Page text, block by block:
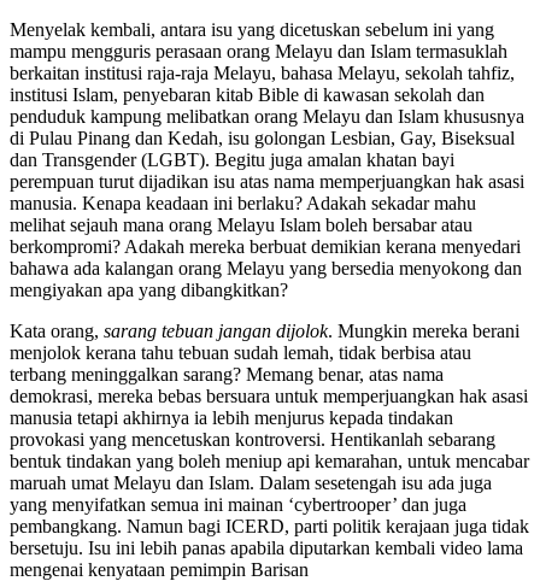
Menyelak kembali, antara isu yang dicetuskan sebelum ini yang
mampu mengguris perasaan orang Melayu dan Islam termasuklah
berkaitan institusi raja-raja Melayu, bahasa Melayu, sekolah tahfiz,
institusi Islam, penyebaran kitab Bible di kawasan sekolah dan
penduduk kampung melibatkan orang Melayu dan Islam khususnya
di Pulau Pinang dan Kedah, isu golongan Lesbian, Gay, Biseksual
dan Transgender (LGBT). Begitu juga amalan khatan bayi
perempuan turut dijadikan isu atas nama memperjuangkan hak asasi
manusia. Kenapa keadaan ini berlaku? Adakah sekadar mahu
melihat sejauh mana orang Melayu Islam boleh bersabar atau
berkompromi? Adakah mereka berbuat demikian kerana menyedari
bahawa ada kalangan orang Melayu yang bersedia menyokong dan
mengiyakan apa yang dibangkitkan?
Kata orang, sarang tebuan jangan dijolok. Mungkin mereka berani
menjolok kerana tahu tebuan sudah lemah, tidak berbisa atau
terbang meninggalkan sarang? Memang benar, atas nama
demokrasi, mereka bebas bersuara untuk memperjuangkan hak asasi
manusia tetapi akhirnya ia lebih menjurus kepada tindakan
provokasi yang mencetuskan kontroversi. Hentikanlah sebarang
bentuk tindakan yang boleh meniup api kemarahan, untuk mencabar
maruah umat Melayu dan Islam. Dalam sesetengah isu ada juga
yang menyifatkan semua ini mainan ‘cybertrooper’ dan juga
pembangkang. Namun bagi ICERD, parti politik kerajaan juga tidak
bersetuju. Isu ini lebih panas apabila diputarkan kembali video lama
mengenai kenyataan pemimpin Barisan